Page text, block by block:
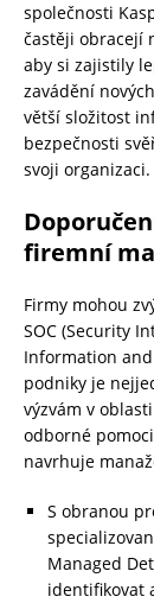
společnosti
častěji obracejí
aby si zajistily
zavádění
větší složitost
bezpečnosti
svoji organizaci.
firemní
Firmy mohou
SOC (Security
Information
podniky je
výzvám v
odborné
navrhuje
S obranou
Managed
identifikovat